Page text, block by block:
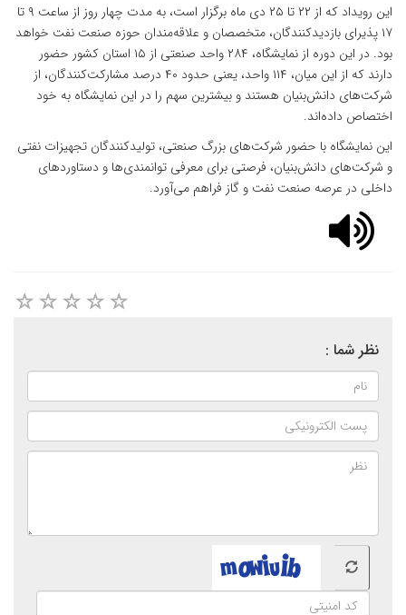
این رویداد که از ۲۲ تا ۲۵ دی‌ ماه برگزار است، به مدت چهار روز از ساعت ۹ تا
۱۷ پذیرای بازدیدکنندگان، متخصصان و علاقه‌مندان حوزه صنعت نفت خواهد
بود. در این دوره از نمایشگاه، ۲۸۴ واحد صنعتی از ۱۵ استان کشور حضور
دارند که از این میان، ۱۱۴ واحد، یعنی حدود ۴۰ درصد مشارکت‌کنندگان، از
شرکت‌های دانش‌بنیان هستند و بیشترین سهم را در این نمایشگاه به خود
اختصاص داده‌اند.
این نمایشگاه با حضور شرکت‌های بزرگ صنعتی، تولیدکنندگان تجهیزات نفتی
و شرکت‌های دانش‌بنیان، فرصتی برای معرفی توانمندی‌ها و دستاوردهای
داخلی در عرصه صنعت نفت و گاز فراهم می‌آورد.
نظر شما :